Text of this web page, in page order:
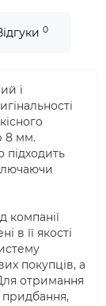
0
і
8 мм.
підходить
компанії
в її якості
покупців, а
отримання
придбання,